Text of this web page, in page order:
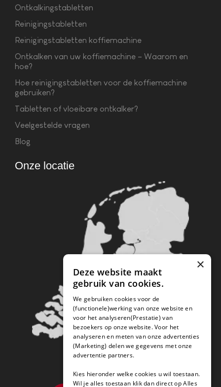
Ontkalkingstabletten
Reinigingstabletten
Reinigingstabletten koffiemachine
Ontkalken van uw koffiemachine – Waarom en
hoe?
Hoe reinigingstabletten voor de koffiemachine
gebruiken?
Tabletten of vloeibare ontkalker?
Veelgestelde vragen
Blog
Onze locatie
×
Deze website maakt
gebruik van cookies.
We gebruiken cookies voor de
(functionele)werking van onze website en
voor het analyseren(Prestatie) van
bezoekers op onze website. Voor het
analyseren en meten van onze advertenties
(Marketing) delen we gegevens met onze
advertentie partners.
Kies hieronder welke cookies u wil toestaan.
Wil je alles toestaan klik dan direct op Alles